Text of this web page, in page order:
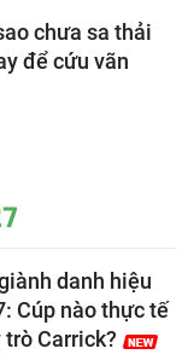
chưa sa thải
để cứu vãn
danh hiệu
Cúp nào thực tế
Carrick?